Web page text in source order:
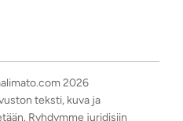
2026
teksti, kuva ja
Ryhdymme juridisiin